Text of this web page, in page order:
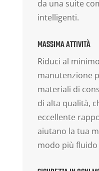
da una suite
intelligenti.
MASSIMA ATTIVITÀ
Riduci al
manutenzione
materiali di
di alta qualità,
eccellente
aiutano la tua
modo più fluido